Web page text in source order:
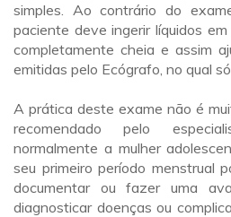
simples. Ao contrário do
paciente deve ingerir líquidos
completamente cheia e assim
emitidas pelo Ecógrafo, no qual
A prática deste exame não é
recomendado pelo
normalmente a mulher
seu primeiro período menstrual
documentar ou fazer uma
diagnosticar doenças ou